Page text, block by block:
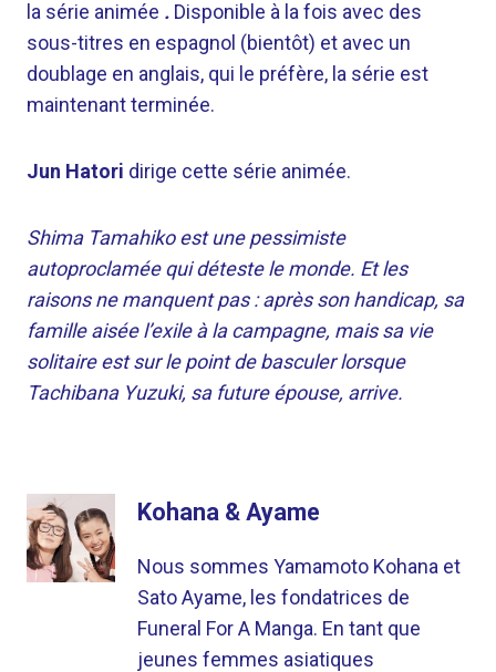
la série animée . Disponible à la fois avec des
sous-titres en espagnol (bientôt) et avec un
doublage en anglais, qui le préfère, la série est
maintenant terminée.
Jun Hatori dirige cette série animée.
Shima Tamahiko est une pessimiste
autoproclamée qui déteste le monde. Et les
raisons ne manquent pas : après son handicap, sa
famille aisée l’exile à la campagne, mais sa vie
solitaire est sur le point de basculer lorsque
Tachibana Yuzuki, sa future épouse, arrive.
Kohana & Ayame
Nous sommes Yamamoto Kohana et
Sato Ayame, les fondatrices de
Funeral For A Manga. En tant que
jeunes femmes asiatiques